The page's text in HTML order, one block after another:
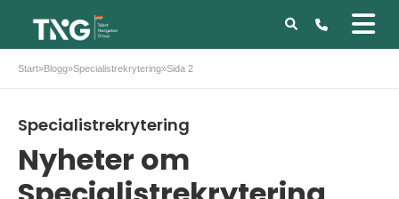
Start»Blogg»Specialistrekrytering»Sida 2
Specialistrekrytering
Nyheter om